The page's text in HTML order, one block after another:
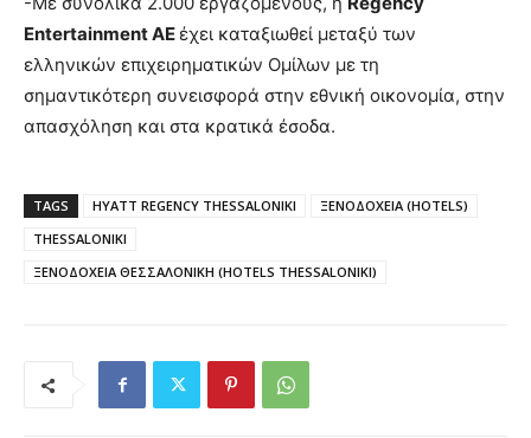
Entertainment AEέχει καταξιωθεί μεταξύ των
ελληνικών επιχειρηματικών Ομίλων με τη
σημαντικότερη συνεισφορά στην εθνική οικονομία, στην
απασχόληση και στα κρατικά έσοδα.
TAGS HYATT REGENCY THESSALONIKI
ΞΕΝΟΔΟΧΕΙΑ (HOTELS)
THESSALONIKI
ΞΕΝΟΔΟΧΕΙΑ ΘΕΣΣΑΛΟΝΙΚΗ (HOTELS THESSALONIKI)